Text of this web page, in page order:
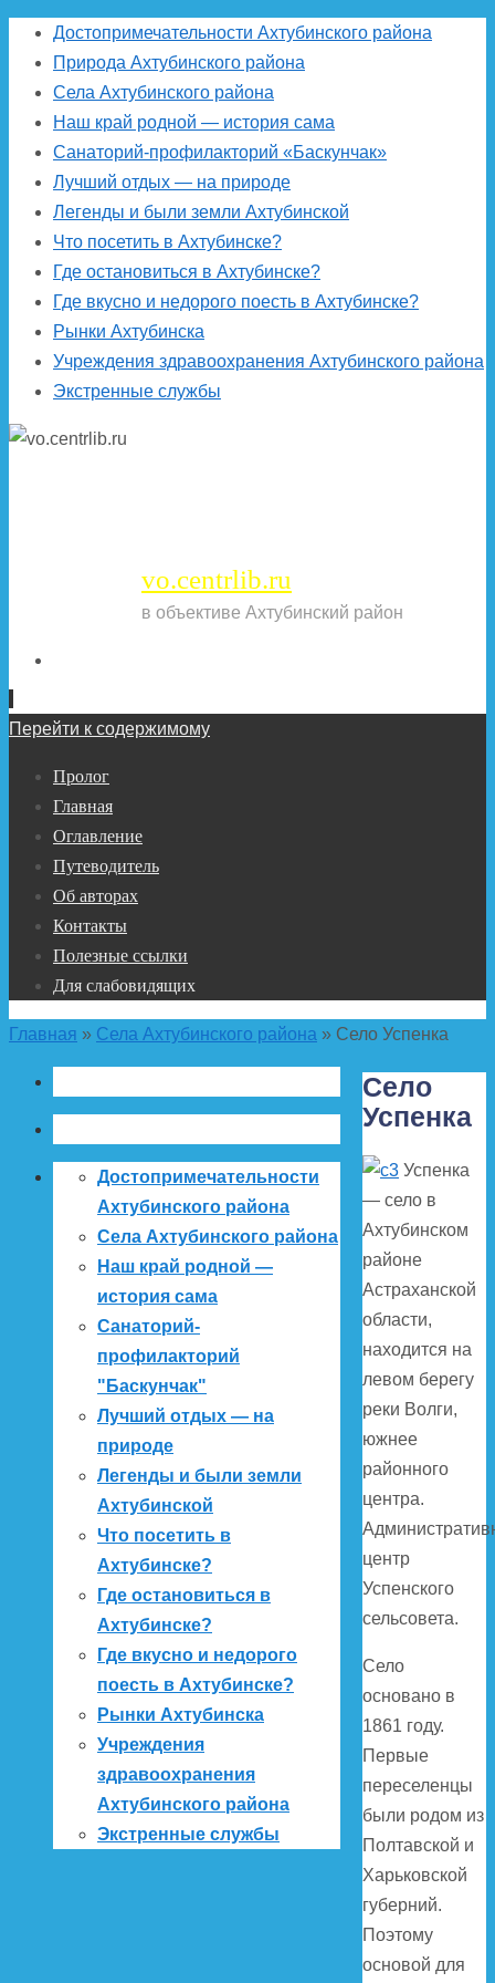
Достопримечательности Ахтубинского района
Природа Ахтубинского района
Села Ахтубинского района
Наш край родной — история сама
Санаторий-профилакторий «Баскунчак»
Лучший отдых — на природе
Легенды и были земли Ахтубинской
Что посетить в Ахтубинске?
Где остановиться в Ахтубинске?
Где вкусно и недорого поесть в Ахтубинске?
Рынки Ахтубинска
Учреждения здравоохранения Ахтубинского района
Экстренные службы
vo.centrlib.ru
в объективе Ахтубинский район
Перейти к содержимому
Пролог
Главная
Оглавление
Путеводитель
Об авторах
Контакты
Полезные ссылки
Для слабовидящих
Главная » Села Ахтубинского района » Село Успенка
Село
Успенка
Успенка
— село в
Ахтубинском
районе
Астраханской
области,
находится на
левом берегу
реки Волги,
южнее
районного
центра.
центр
Успенского
сельсовета.
Село
основано в
1861 году.
Первые
переселенцы
были родом из
Полтавской и
Харьковской
губерний.
Поэтому
основой для
Достопримечательности
Ахтубинского района
Села Ахтубинского района
Наш край родной —
история сама
Санаторий-
профилакторий
"Баскунчак"
Лучший отдых — на
природе
Легенды и были земли
Ахтубинской
Что посетить в
Ахтубинске?
Где остановиться в
Ахтубинске?
Где вкусно и недорого
поесть в Ахтубинске?
Рынки Ахтубинска
Учреждения
здравоохранения
Ахтубинского района
Экстренные службы